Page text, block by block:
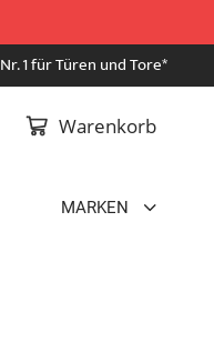
Nr. 1 für Türen und Tore*
Warenkorb
MARKEN